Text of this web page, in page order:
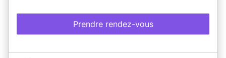
Prendre rendez-vous